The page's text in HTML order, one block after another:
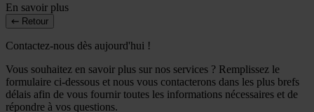
En savoir plus
Retour
Contactez-nous dès aujourd'hui !
Vous souhaitez en savoir plus sur nos services ? Remplissez le
formulaire ci-dessous et nous vous contacterons dans les plus brefs
délais afin de vous fournir toutes les informations nécessaires et de
répondre à vos questions.